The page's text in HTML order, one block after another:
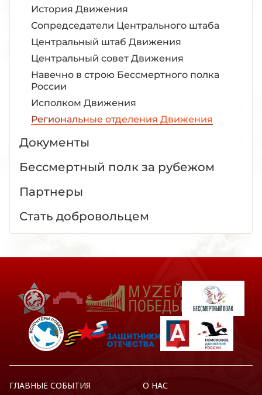
История Движения
Сопредседатели Центрального штаба
Центральный штаб Движения
Центральный совет Движения
Навечно в строю Бессмертного полка
России
Исполком Движения
Региональные отделения Движения
Документы
Бессмертный полк за рубежом
Партнеры
Стать добровольцем
ГЛАВНЫЕ СОБЫТИЯ О НАС